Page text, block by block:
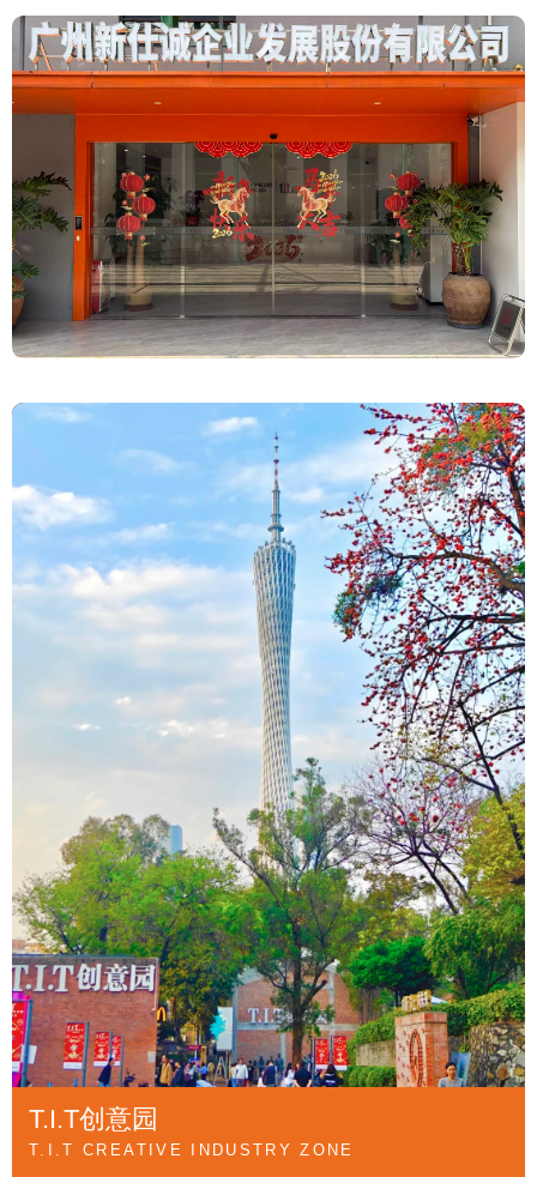
T.I.T文体园
T.I.T DOUBLE FISH ENTERTAINMENT & SPORTS
T.I.T创意园
T.I.T CREATIVE INDUSTRY ZONE
T.I.T文创园
T.I.T CULTURAL CREATIVE ZONE
T.I.T智慧园
T.I.T SMART ZONE
T.I.T文体园
T.I.T DOUBLE FISH ENTERTAINMENT & SPORTS
T.I.T创意园
T.I.T CREATIVE INDUSTRY ZONE